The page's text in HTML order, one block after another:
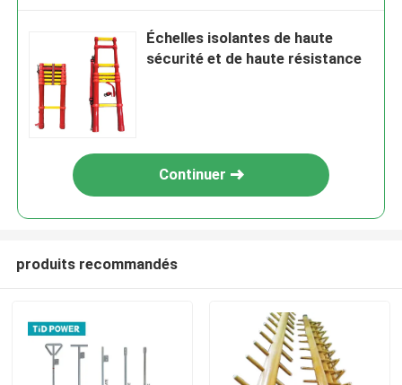
Échelles isolantes de haute
sécurité et de haute résistance
Continuer
produits recommandés